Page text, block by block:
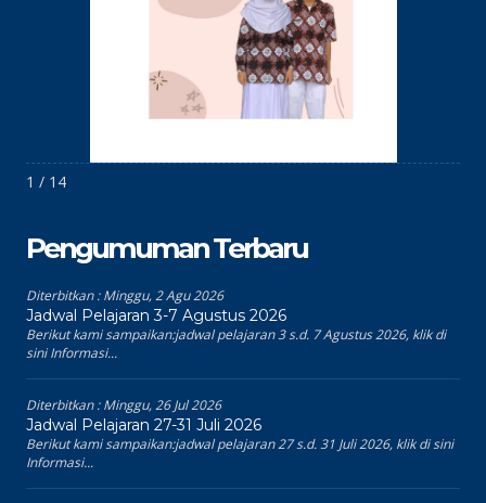
1 / 14
Pengumuman Terbaru
Diterbitkan :Minggu, 2 Agu 2026
Jadwal Pelajaran 3-7 Agustus 2026
Berikut kami sampaikan:jadwal pelajaran 3 s.d. 7 Agustus 2026, klik di
sini Informasi...
Diterbitkan :Minggu, 26 Jul 2026
Jadwal Pelajaran 27-31 Juli 2026
Berikut kami sampaikan:jadwal pelajaran 27 s.d. 31 Juli 2026, klik di sini
Informasi...